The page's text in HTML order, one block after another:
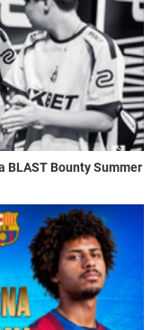
BLAST Bounty Summer